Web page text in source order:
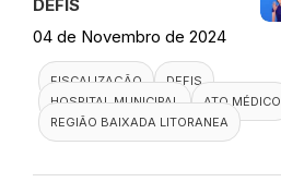
DEFIS
04 de Novembro de 2024
FISCALIZAÇÃO
DEFIS
HOSPITAL MUNICIPAL
ATO MÉDICO
REGIÃO BAIXADA LITORANEA